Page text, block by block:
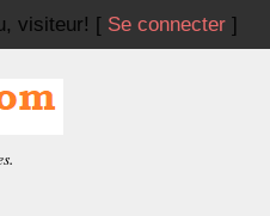
visiteur! [ Se connecter]